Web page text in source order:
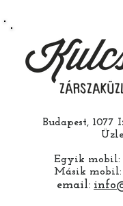
Budapest, 1077
Egyik mobil:
Másik mobil:
email: